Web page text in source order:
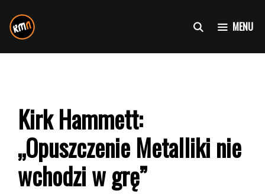
do
treści
MENU
Kirk Hammett:
„Opuszczenie Metalliki nie
wchodzi w grę”